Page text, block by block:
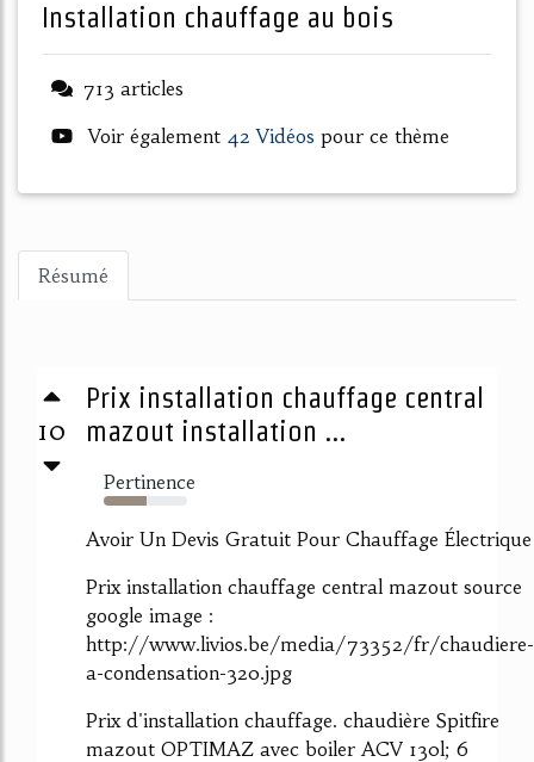
installation chauffage au bois
713 articles
Voir également 42 Vidéos pour ce thème
Résumé
10
Prix installation chauffage central
mazout installation ...
Pertinence
52%
Avoir Un Devis Gratuit Pour Chauffage Électrique
Prix installation chauffage central mazout source
google image :
http://www.livios.be/media/73352/fr/chaudiere-
a-condensation-320.jpg
Prix d'installation chauffage. chaudière Spitfire
mazout OPTIMAZ avec boiler ACV 130l; 6